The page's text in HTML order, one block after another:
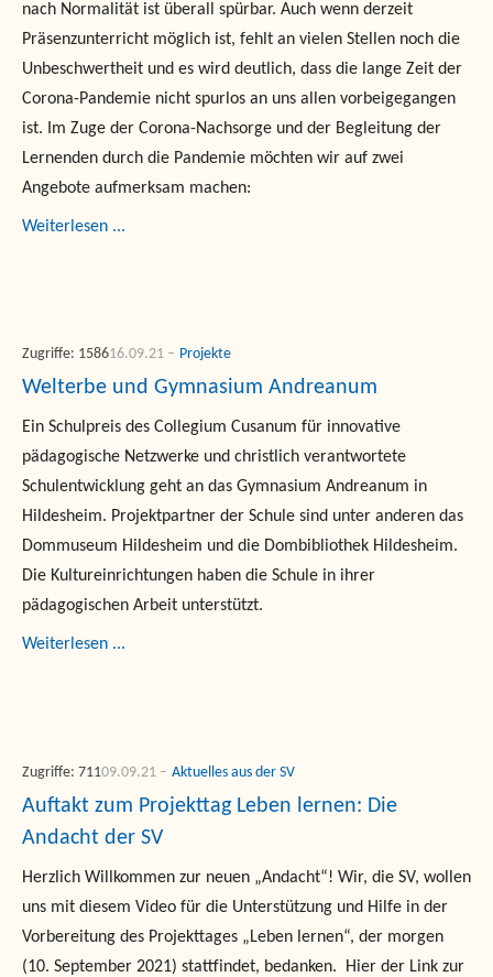
nach Normalität ist überall spürbar. Auch wenn derzeit
Präsenzunterricht möglich ist, fehlt an vielen Stellen noch die
Unbeschwertheit und es wird deutlich, dass die lange Zeit der
Corona-Pandemie nicht spurlos an uns allen vorbeigegangen
ist. Im Zuge der Corona-Nachsorge und der Begleitung der
Lernenden durch die Pandemie möchten wir auf zwei
Angebote aufmerksam machen:
Weiterlesen ...
Welterbe und Gymnasium Andreanum
Ein Schulpreis des Collegium Cusanum für innovative
pädagogische Netzwerke und christlich verantwortete
Schulentwicklung geht an das Gymnasium Andreanum in
Hildesheim. Projektpartner der Schule sind unter anderen das
Dommuseum Hildesheim und die Dombibliothek Hildesheim.
Die Kultureinrichtungen haben die Schule in ihrer
pädagogischen Arbeit unterstützt.
Projekte
16.09.21
Zugriffe: 1586
Weiterlesen ...
Auftakt zum Projekttag Leben lernen: Die
Andacht der SV
Herzlich Willkommen zur neuen „Andacht“! Wir, die SV, wollen
uns mit diesem Video für die Unterstützung und Hilfe in der
Vorbereitung des Projekttages „Leben lernen“, der morgen
(10. September 2021) stattfindet, bedanken. Hier der Link zur
Aktuelles aus der SV
09.09.21
Zugriffe: 711